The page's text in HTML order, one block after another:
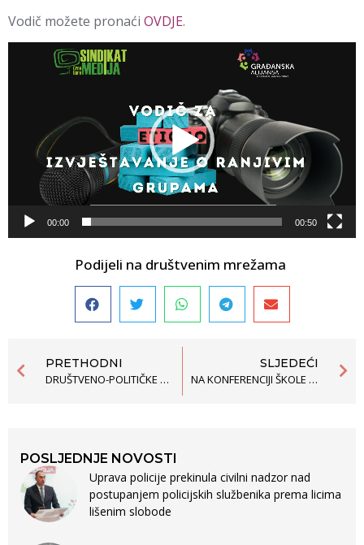
Vodič možete pronaći OVDJE.
00:00 00:50
Podijeli na društvenim mrežama
PRETHODNI
DRUŠTVENO-POLITIČKE PRILIKE UDALJAVAJU NAS OD EVROPSKOG PUTA
SLJEDEĆI
NA KONFERENCIJI ŠKOLE POLITIČKIH STUDIJA PREDSTAVLJENA NEFORMALNA ZELENA POSLANIČKA GRUPA
POSLJEDNJE NOVOSTI
Uprava policije prekinula civilni nadzor nad
postupanjem policijskih službenika prema licima
lišenim slobode